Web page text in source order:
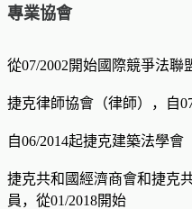
專業協會
從07/2002開始國際競爭法聯
捷克律師協會（律師），自
自06/2014起捷克建築法學會
捷克共和國經濟商會和捷克
員，從01/2018開始